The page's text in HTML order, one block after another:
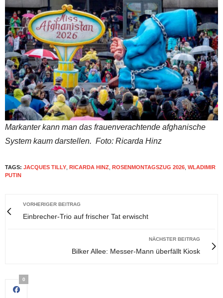
Markanter kann man das frauenverachtende afghanische
System kaum darstellen. Foto: Ricarda Hinz
TAGS: JACQUES TILLY RICARDA HINZ ROSENMONTAGSZUG 2026 WLADIMIR
PUTIN
VORHERIGER BEITRAG
Einbrecher-Trio auf frischer Tat erwischt
NÄCHSTER BEITRAG
Bilker Allee: Messer-Mann überfällt Kiosk
0